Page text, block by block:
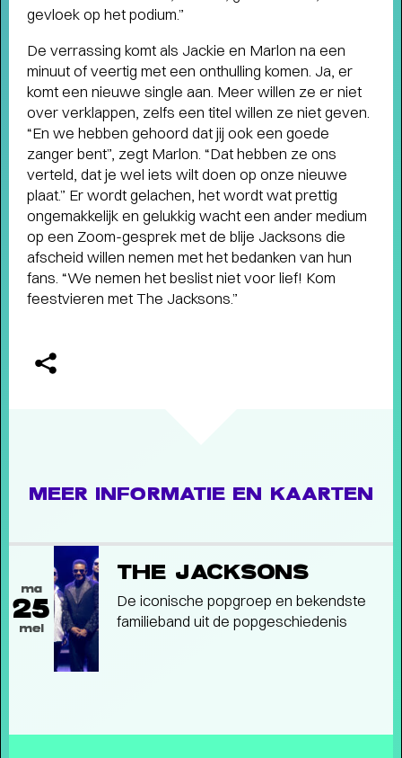
TERUGBLIK LUCAS EN ARTHUR
JUSSEN MET ACADEMY OF ST.
MARTIN IN THE FIELDS- Terugblik
Lucas en Arthur Jussen met Academy of St. Martin
in the Fields
ONTWIKKELINGEN RENOVATIE DE
gevloek op het podium.”
De verrassing komt als Jackie en Marlon na een
minuut of veertig met een onthulling komen. Ja, er
komt een nieuwe single aan. Meer willen ze er niet
over verklappen, zelfs een titel willen ze niet geven.
“En we hebben gehoord dat jij ook een goede
zanger bent”, zegt Marlon. “Dat hebben ze ons
verteld, dat je wel iets wilt doen op onze nieuwe
plaat.” Er wordt gelachen, het wordt wat prettig
ongemakkelijk en gelukkig wacht een ander medium
op een Zoom-gesprek met de blije Jacksons die
afscheid willen nemen met het bedanken van hun
fans. “We nemen het beslist niet voor lief! Kom
feestvieren met The Jacksons.”
MEER INFORMATIE EN KAARTEN
ma
25
mei
THE JACKSONS
De iconische popgroep en bekendste
familieband uit de popgeschiedenis